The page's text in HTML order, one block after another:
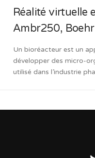
Réalité virtuelle
Ambr250,
Un bioréacteur est un
développer des micro-
utilisé dans l’industrie